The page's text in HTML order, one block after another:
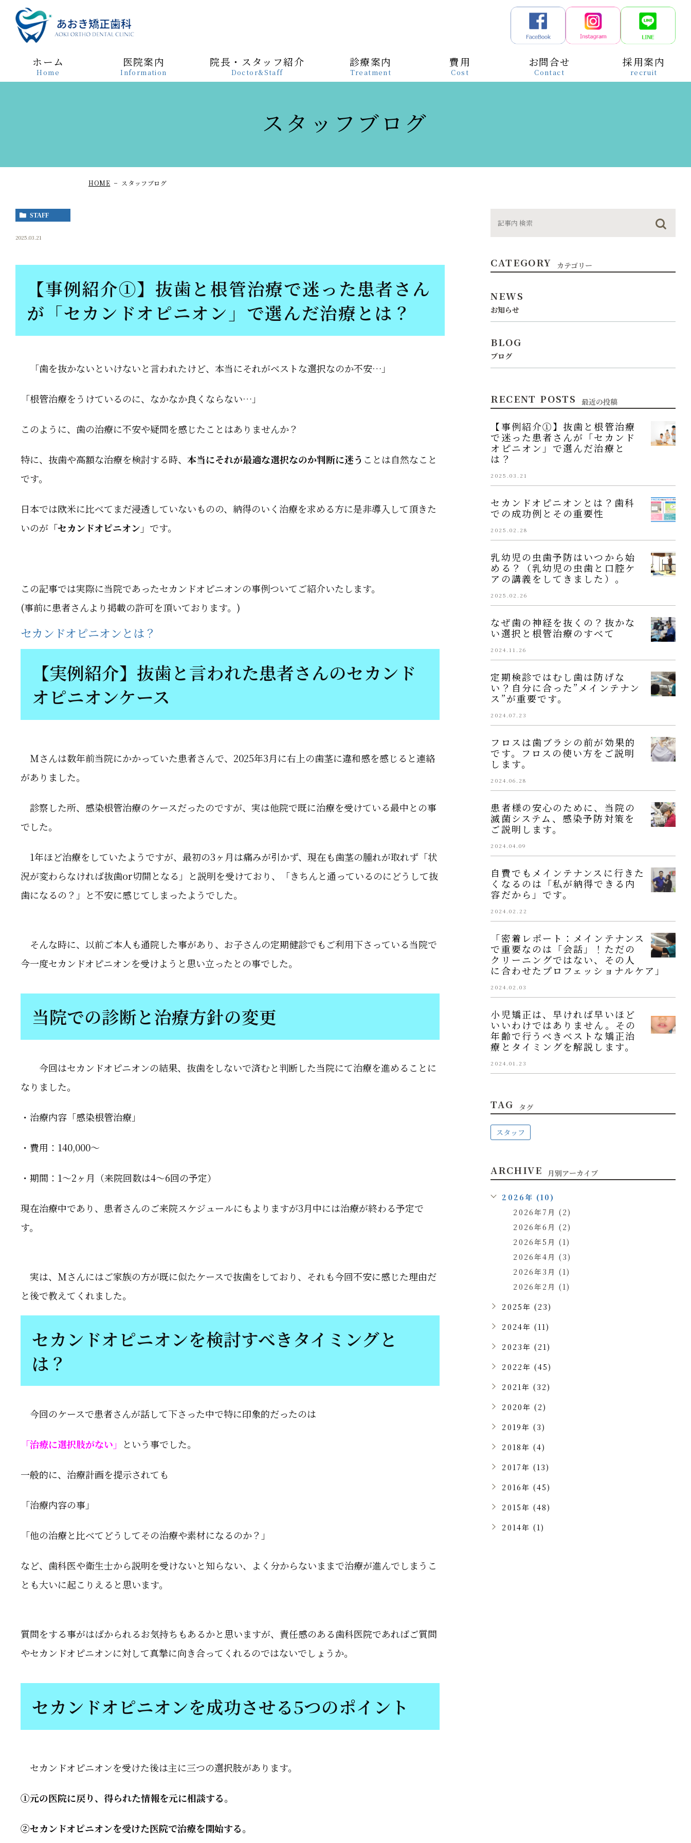
ホーム
Home
医院案内
Information
院長・スタッフ紹介
Doctor&Staff
診療案内
Treatment
費用
Cost
お問合せ
Contact
採用案内
recruit
スタッフブログ
HOME スタッフブログ
STAFF
2025.03.21
【事例紹介①】抜歯と根管治療で迷った患者さん
が「セカンドオピニオン」で選んだ治療とは？
「歯を抜かないといけないと言われたけど、本当にそれがベストな選択なのか不安…」
「根管治療をうけているのに、なかなか良くならない…」
このように、歯の治療に不安や疑問を感じたことはありませんか？
特に、抜歯や高額な治療を検討する時、 本当にそれが最適な選択なのか判断に迷う ことは自然なこと
です。
日本では欧米に比べてまだ浸透していないものの、納得のいく治療を求める方に是非導入して頂きた
いのが 「セカンドオピニオン」 です。
この記事では実際に当院であったセカンドオピニオンの事例ついてご紹介いたします。
(事前に患者さんより掲載の許可を頂いております。)
セカンドオピニオンとは？
【実例紹介】抜歯と言われた患者さんのセカンド
オピニオンケース
Ｍさんは数年前当院にかかっていた患者さんで、2025年3月に右上の歯茎に違和感を感じると連絡
がありました。
診察した所、感染根管治療のケースだったのですが、実は他院で既に治療を受けている最中との事
でした。
1年ほど治療をしていたようですが、最初の3ヶ月は痛みが引かず、現在も歯茎の腫れが取れず「状
況が変わらなければ抜歯or切開となる」と説明を受けており、「きちんと通っているのにどうして抜
歯になるの？」と不安に感じてしまったようでした。
そんな時に、以前ご本人も通院した事があり、お子さんの定期健診でもご利用下さっている当院で
今一度セカンドオピニオンを受けようと思い立ったとの事でした。
当院での診断と治療方針の変更
今回はセカンドオピニオンの結果、抜歯をしないで済むと判断した当院にて治療を進めることに
なりました。
・治療内容「感染根管治療」
・費用：140,000～
・期間：1～2ヶ月 （来院回数は4～6回の予定）
現在治療中であり、患者さんのご来院スケジュールにもよりますが3月中には治療が終わる予定で
す。
実は、Ｍさんにはご家族の方が既に似たケースで抜歯をしており、それも今回不安に感じた理由だ
と後で教えてくれました。
セカンドオピニオンを検討すべきタイミングと
は？
今回のケースで患者さんが話して下さった中で特に印象的だったのは
「治療に選択肢がない」 という事でした。
一般的に、治療計画を提示されても
「治療内容の事」
「他の治療と比べてどうしてその治療や素材になるのか？」
など、歯科医や衛生士から説明を受けないと知らない、よく分からないままで治療が進んでしまうこ
とも大いに起こりえると思います。
質問をする事がはばかられるお気持ちもあるかと思いますが、責任感のある歯科医院であればご質問
やセカンドオピニオンに対して真摯に向き合ってくれるのではないでしょうか。
セカンドオピニオンを成功させる5つのポイント
セカンドオピニオンを受けた後は主に三つの選択肢があります。
①元の医院に戻り、得られた情報を元に相談する。
②セカンドオピニオンを受けた医院で治療を開始する。
CATEGORY カテゴリー
NEWS
お知らせ
BLOG
ブログ
RECENT POSTS 最近の投稿
【事例紹介①】抜歯と根管治療
で迷った患者さんが「セカンド
オピニオン」で選んだ治療と
は？
2025.03.21
セカンドオピニオンとは？歯科
での成功例とその重要性
2025.02.28
乳幼児の虫歯予防はいつから始
める？（乳幼児の虫歯と口腔ケ
アの講義をしてきました）。
2025.02.26
なぜ歯の神経を抜くの？抜かな
い選択と根管治療のすべて
2024.11.26
定期検診ではむし歯は防げな
い？自分に合った”メインテナン
ス”が重要です。
2024.07.23
フロスは歯ブラシの前が効果的
です。フロスの使い方をご説明
します。
2024.06.28
患者様の安心のために、当院の
滅菌システム、感染予防対策を
ご説明します。
2024.04.09
自費でもメインテナンスに行きた
くなるのは「私が納得できる内
容だから」です。
2024.02.22
「密着レポート：メインテナンス
で重要なのは「会話」！ただの
クリーニングではない、その人
に合わせたプロフェッショナルケア」
2024.02.03
小児矯正は、早ければ早いほど
いいわけではありません。その
年齢で行うべきベストな矯正治
療とタイミングを解説します。
2024.01.23
TAG タグ
スタッフ
ARCHIVE 月別アーカイブ
2026年 (10)
2026年7月 (2)
2026年6月 (2)
2026年5月 (1)
2026年4月 (3)
2026年3月 (1)
2026年2月 (1)
2025年 (23)
2024年 (11)
2023年 (21)
2022年 (45)
2021年 (32)
2020年 (2)
2019年 (3)
2018年 (4)
2017年 (13)
2016年 (45)
2015年 (48)
2014年 (1)